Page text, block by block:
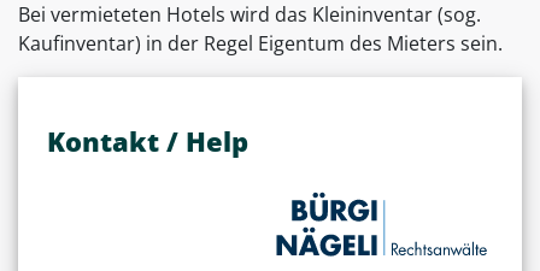
Bei vermieteten Hotels wird das Kleininventar (sog.
Kaufinventar) in der Regel Eigentum des Mieters sein.
Kontakt / Help